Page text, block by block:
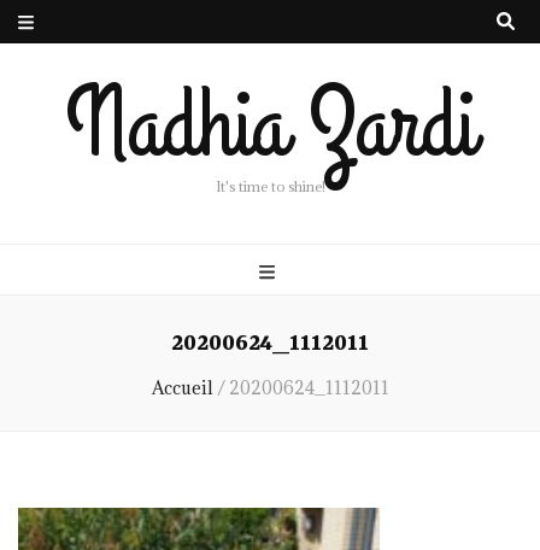
Nadhia Zardi
It's time to shine!
20200624_1112011
Accueil / 20200624_1112011